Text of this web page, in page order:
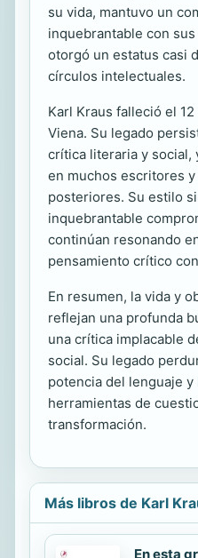
su vida, mantuvo un
inquebrantable con
otorgó un estatus casi
círculos intelectuales.
Karl Kraus falleció el
Viena. Su legado
crítica literaria y social,
en muchos escritores
posteriores. Su estilo
inquebrantable
continúan resonando
pensamiento crítico
En resumen, la vida y
reflejan una profunda
una crítica implacable
social. Su legado
potencia del lenguaje
herramientas de
transformación.
Más libros de Karl
En esta